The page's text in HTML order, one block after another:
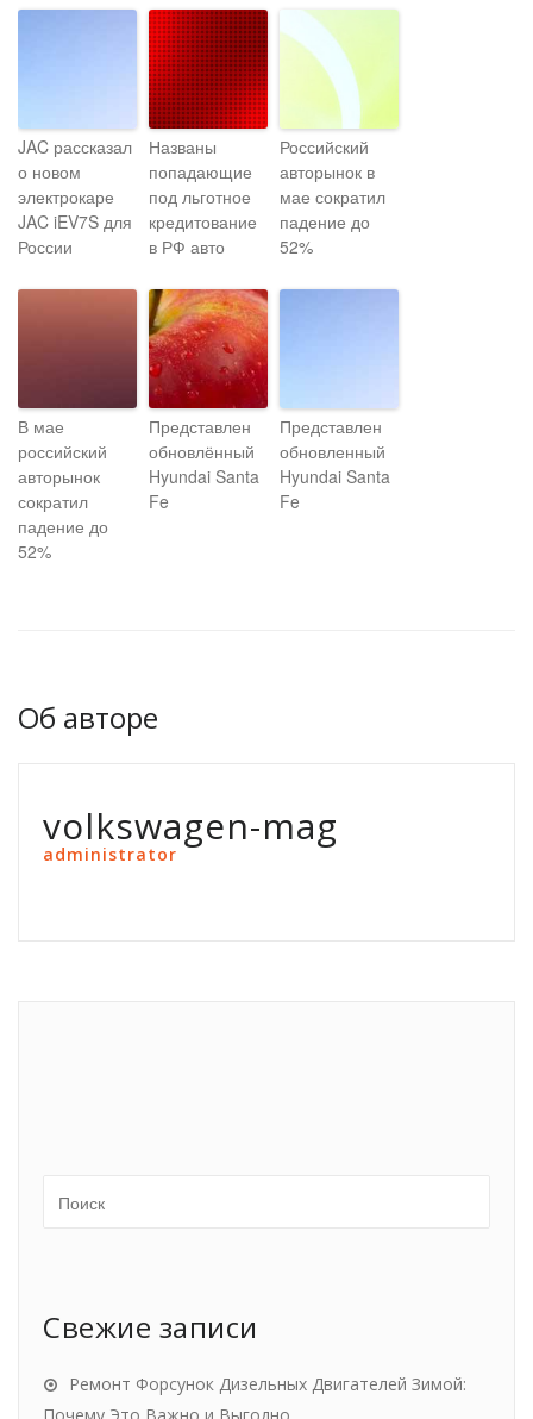
JAC рассказал
о новом
электрокаре
JAC iEV7S для
России
Названы
попадающие
под льготное
кредитование
в РФ авто
Российский
авторынок в
мае сократил
падение до
52%
В мае
российский
авторынок
сократил
падение до
52%
Представлен
обновлённый
Hyundai Santa
Fe
Представлен
обновленный
Hyundai Santa
Fe
Об авторе
volkswagen-mag
administrator
Свежие записи
Ремонт Форсунок Дизельных Двигателей Зимой: